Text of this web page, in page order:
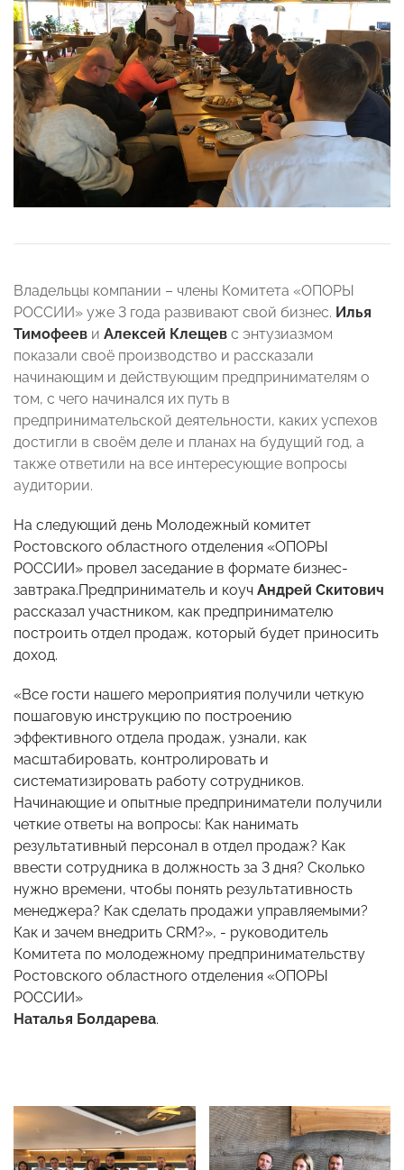
Владельцы компании – члены Комитета «ОПОРЫ
РОССИИ» уже 3 года развивают свой бизнес. Илья
Тимофеев и Алексей Клещев с энтузиазмом
показали своё производство и рассказали
начинающим и действующим предпринимателям о
том, с чего начинался их путь в
предпринимательской деятельности, каких успехов
достигли в своём деле и планах на будущий год, а
также ответили на все интересующие вопросы
аудитории.
На следующий день Молодежный комитет
Ростовского областного отделения «ОПОРЫ
РОССИИ» провел заседание в формате бизнес-
завтрака.Предприниматель и коуч Андрей Скитович
рассказал участником, как предпринимателю
построить отдел продаж, который будет приносить
доход.
«Все гости нашего мероприятия получили четкую
пошаговую инструкцию по построению
эффективного отдела продаж, узнали, как
масштабировать, контролировать и
систематизировать работу сотрудников.
Начинающие и опытные предприниматели получили
четкие ответы на вопросы: Как нанимать
результативный персонал в отдел продаж? Как
ввести сотрудника в должность за 3 дня? Сколько
нужно времени, чтобы понять результативность
менеджера? Как сделать продажи управляемыми?
Как и зачем внедрить CRM?», - руководитель
Комитета по молодежному предпринимательству
Ростовского областного отделения «ОПОРЫ
РОССИИ»
Наталья Болдарева.